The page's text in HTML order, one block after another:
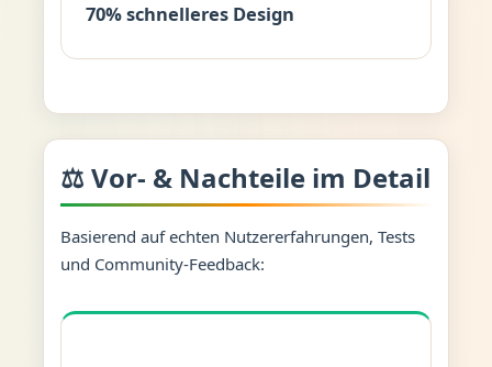
70% schnelleres Design
⚖️ Vor- & Nachteile im Detail
Basierend auf echten Nutzererfahrungen, Tests
und Community-Feedback: